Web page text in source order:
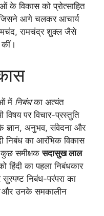
के विकास को प्रोत्साहित
जिसने आगे चलकर आचार्य
प्रेमचंद, रामचंद्र शुक्ल जैसे
कीं।
में निबंधका अत्यंत
पर विचार-प्रस्तुति
ज्ञान, अनुभव, संवेदना और
निबंध का आरंभिक विकास
कुछ समीक्षकसदासुख लाल
हिंदी का पहला निबंधकार
निबंध-परंपरा का
उनके समकालीन